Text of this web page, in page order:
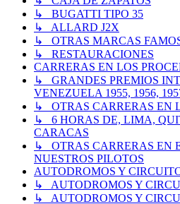
↳ BUGATTI TIPO 35
↳ ALLARD J2X
↳ OTRAS MARCAS
↳ RESTAURACIONES
CARRERAS EN LOS
↳ GRANDES PREMIOS
VENEZUELA 1955, 1956,
↳ OTRAS CARRERAS EN
↳ 6 HORAS DE, LIMA,
CARACAS
↳ OTRAS CARRERAS EN
NUESTROS PILOTOS
AUTODROMOS Y
↳ AUTODROMOS Y
↳ AUTODROMOS Y